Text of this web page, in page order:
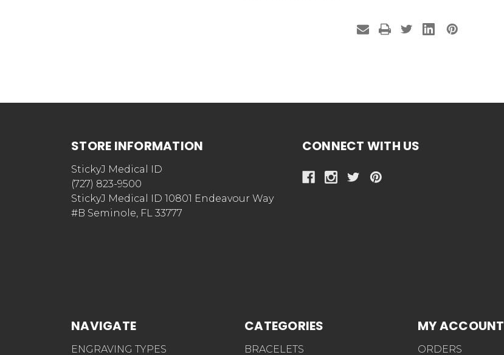
STORE INFORMATION
StickyJ Medical ID
(727) 823-9500
StickyJ Medical ID 10801 Endeavour Way
#B Seminole, FL 33777
CONNECT WITH US
NAVIGATE
ENGRAVING TYPES
CATEGORIES
BRACELETS
MY ACCOUNT
ORDERS